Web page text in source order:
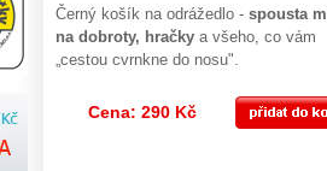
Černý košík na odrážedlo - spousta
na dobroty, hračky a všeho, co vám
„cestou cvrnkne do nosu".
Cena: 290 Kč